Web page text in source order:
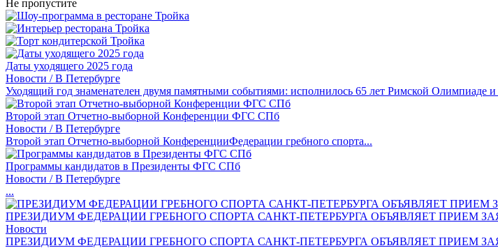
Не пропустите
Даты уходящего 2025 года
Новости / В Петербурге
Уходящий год знаменателен двумя памятными событиями: исполнилось 65 лет Римской Олимпиаде
Второй этап Отчетно-выборной Конференции ФГС СПб
Новости / В Петербурге
Второй этап Отчетно-выборной КонференцииФедерации гребного спорта...
Программы кандидатов в Президенты ФГС СПб
Новости / В Петербурге
...
ПРЕЗИДИУМ ФЕДЕРАЦИИ ГРЕБНОГО СПОРТА САНКТ-ПЕТЕРБУРГА ОБЪЯВЛЯЕТ ПРИЕМ
Новости
ПРЕЗИДИУМ ФЕДЕРАЦИИ ГРЕБНОГО СПОРТА САНКТ-ПЕТЕРБУРГА ОБЪЯВЛЯЕТ ПРИЕМ